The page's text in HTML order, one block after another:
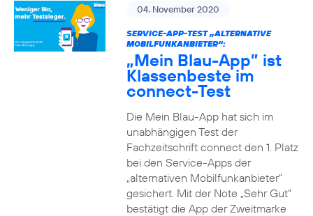
04. November 2020
SERVICE-APP-TEST „ALTERNATIVE
MOBILFUNKANBIETER“:
„Mein Blau-App” ist
Klassenbeste im
connect-Test
Die Mein Blau-App hat sich im
unabhängigen Test der
Fachzeitschrift connect den 1. Platz
bei den Service-Apps der
„alternativen Mobilfunkanbieter“
gesichert. Mit der Note „Sehr Gut“
bestätigt die App der Zweitmarke